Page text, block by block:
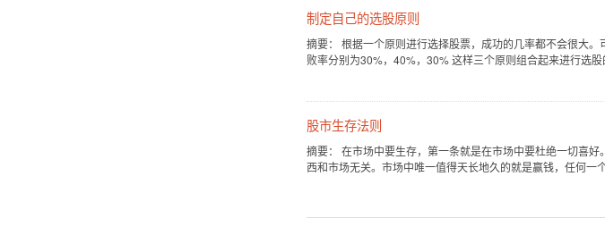
制定自己的选股原则
摘要： 根据一个原则进行选择股票，成功的几率都不会很大
败率分别为30%，40%，30% 这样三个原则组合起来进行选
股市生存法则
摘要： 在市场中要生存，第一条就是在市场中要杜绝一切喜
西和市场无关。市场中唯一值得天长地久的就是赢钱，任何一